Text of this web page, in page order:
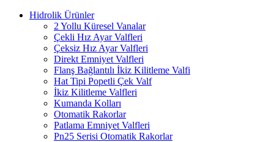
Hidrolik Ürünler
2 Yollu Küresel Vanalar
Çekli Hız Ayar Valfleri
Çeksiz Hız Ayar Valfleri
Direkt Emniyet Valfleri
Flanş Bağlantılı İkiz Kilitleme Valfi
Hat Tipi Popetli Çek Valf
İkiz Kilitleme Valfleri
Kumanda Kolları
Otomatik Rakorlar
Patlama Emniyet Valfleri
Pn25 Serisi Otomatik Rakorlar